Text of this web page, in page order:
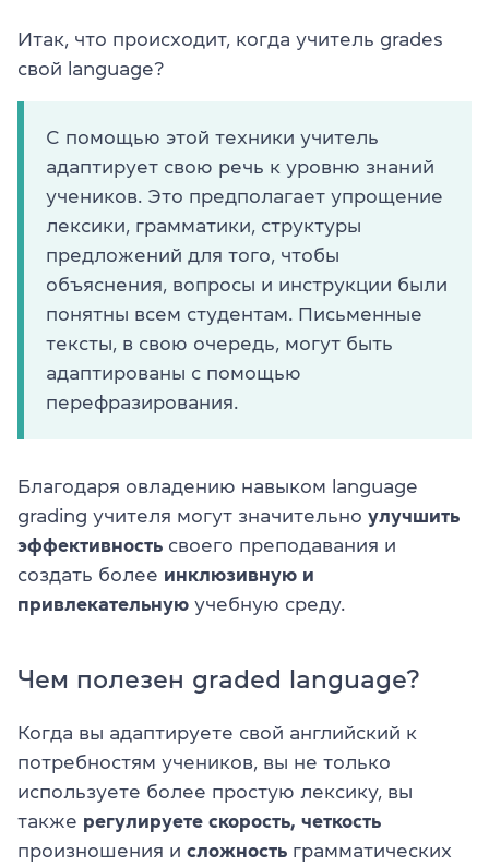
Итак, что происходит, когда учитель grades
свой language?
С помощью этой техники учитель
адаптирует свою речь к уровню знаний
учеников. Это предполагает упрощение
лексики, грамматики, структуры
предложений для того, чтобы
объяснения, вопросы и инструкции были
понятны всем студентам. Письменные
тексты, в свою очередь, могут быть
адаптированы с помощью
перефразирования.
Благодаря овладению навыком language
grading учителя могут значительно улучшить
эффективность своего преподавания и
создать более инклюзивную и
привлекательную учебную среду.
Чем полезен graded language?
Когда вы адаптируете свой английский к
потребностям учеников, вы не только
используете более простую лексику, вы
также регулируете скорость, четкость
произношения и сложность грамматических